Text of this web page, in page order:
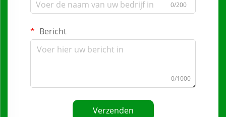
0/200
Bericht
0/1000
Verzenden